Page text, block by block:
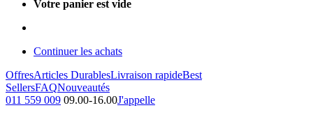
Votre panier est vide
Continuer les achats
OffresArticles DurablesLivraison rapideBest
SellersFAQNouveautés
011 559 009 09.00-16.00J'appelle